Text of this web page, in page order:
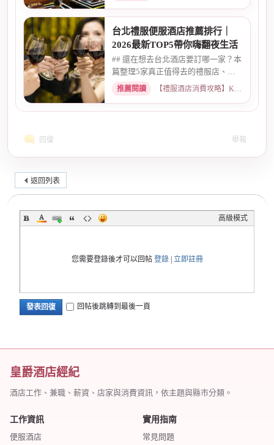
台北禮服便服酒店推薦排行｜
2026最新TOP5帶你嗨翻夜生活
## 還在想去台北酒店要訂哪一家？本
篇整理5家真正值得去的禮服店、便
服店，從氣氛、小姐素質、消...
推薦閱讀 【禮服酒店消費攻略】KTV喝酒娛樂、價格試算 · 2026-05-08
回復 舉報
返回列表
高級模式
您需要登錄後才可以回帖 登錄| 立即註冊
發表回復 回帖後跳轉到最後一頁
皇爵酒店經紀
酒店工作、兼職、薪資、店家與消費資訊，依主題與縣市分類。
工作資訊
便服酒店
實用指南
常見問題